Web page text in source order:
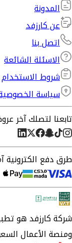
المدونة
عن كارزفد
اتصل بنا
الاسئلة الشائعة
شروط الاستخدام
سياسة
تابعنا لتصلك آخر
طرق دفع الكترونية
شركةكارزفدهو
ومنصة الأعمال